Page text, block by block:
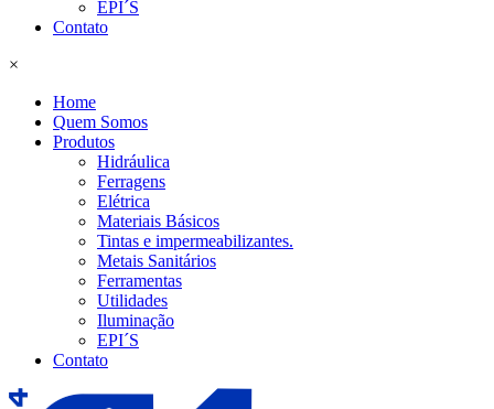
EPI´S
Contato
×
Home
Quem Somos
Produtos
Hidráulica
Ferragens
Elétrica
Materiais Básicos
Tintas e impermeabilizantes.
Metais Sanitários
Ferramentas
Utilidades
Iluminação
EPI´S
Contato